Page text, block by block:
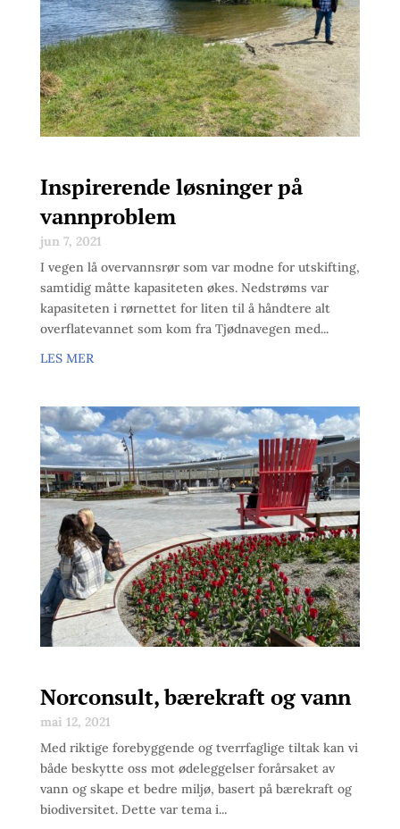
Inspirerende løsninger på
vannproblem
jun 7, 2021
I vegen lå overvannsrør som var modne for utskifting,
samtidig måtte kapasiteten økes. Nedstrøms var
kapasiteten i rørnettet for liten til å håndtere alt
overflatevannet som kom fra Tjødnavegen med...
LES MER
Norconsult, bærekraft og vann
mai 12, 2021
Med riktige forebyggende og tverrfaglige tiltak kan vi
både beskytte oss mot ødeleggelser forårsaket av
vann og skape et bedre miljø, basert på bærekraft og
biodiversitet. Dette var tema i...